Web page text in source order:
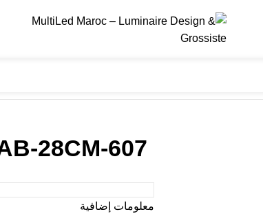
607-GAB-28CM
معلومات إضافية